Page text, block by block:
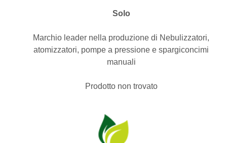
Solo
Marchio leader nella produzione di Nebulizzatori,
atomizzatori, pompe a pressione e spargiconcimi
manuali
Prodotto non trovato